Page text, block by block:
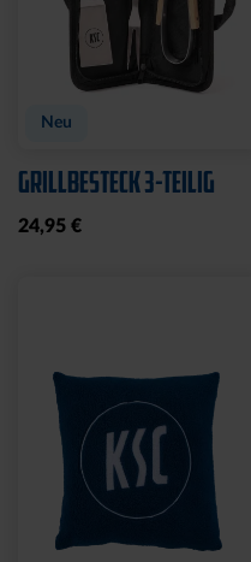
Neu
GRILLBESTECK 3-TEILIG
24,95 €